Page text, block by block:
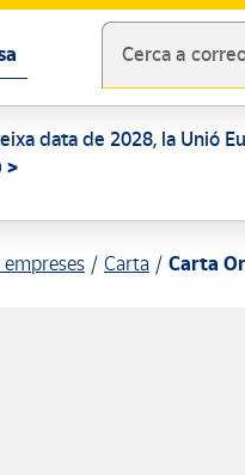
Cerca a
data de 2028, la
>
Carta Carta